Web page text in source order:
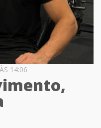
14:06